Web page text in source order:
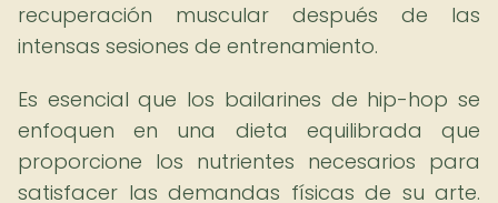
recuperación muscular después de las
intensas sesiones de entrenamiento.
Es esencial que los bailarines de hip-hop se
enfoquen en una dieta equilibrada que
proporcione los nutrientes necesarios para
satisfacer las demandas físicas de su arte.